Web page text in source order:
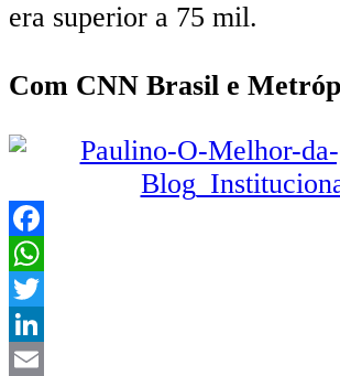
era superior a 75 mil.
Com CNN Brasil e
Facebook
WhatsApp
Twitter
LinkedIn